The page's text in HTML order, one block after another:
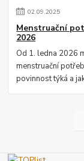
02.09.2025
Menstruační
2026
Od 1. ledna 2026
menstruační
povinnost týká a